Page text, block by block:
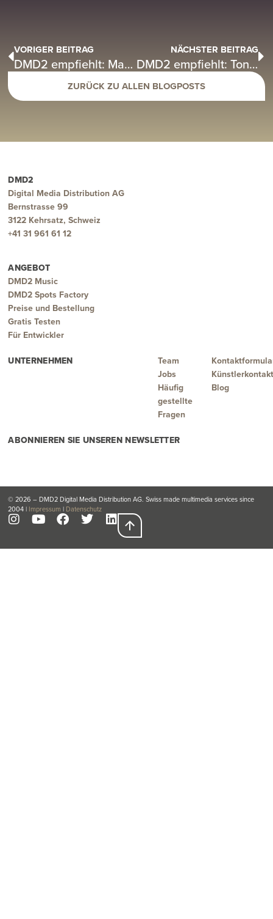
VORIGER BEITRAG
DMD2 empfiehlt: Mark Ambor – „Belong Together“
NÄCHSTER BEITRAG
DMD2 empfiehlt: Tones and I – „Dance with Me“
ZURÜCK ZU ALLEN BLOGPOSTS
DMD2
Digital Media Distribution AG
Bernstrasse 99
3122 Kehrsatz, Schweiz
+41 31 961 61 12
ANGEBOT
DMD2 Music
DMD2 Spots Factory
Preise und Bestellung
Gratis Testen
Für Entwickler
UNTERNEHMEN
Team
Jobs
Häufig
gestellte
Fragen
Künstlerkontakt
Blog
ABONNIEREN SIE UNSEREN NEWSLETTER
© 2026 – DMD2 Digital Media Distribution AG. Swiss made multimedia services since
2004 | Impressum | Datenschutz